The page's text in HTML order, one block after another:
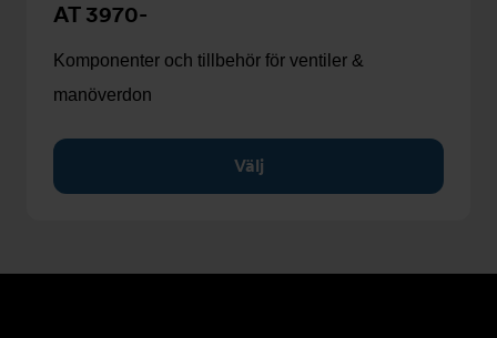
AT 3970-
Komponenter och tillbehör för ventiler &
manöverdon
Välj